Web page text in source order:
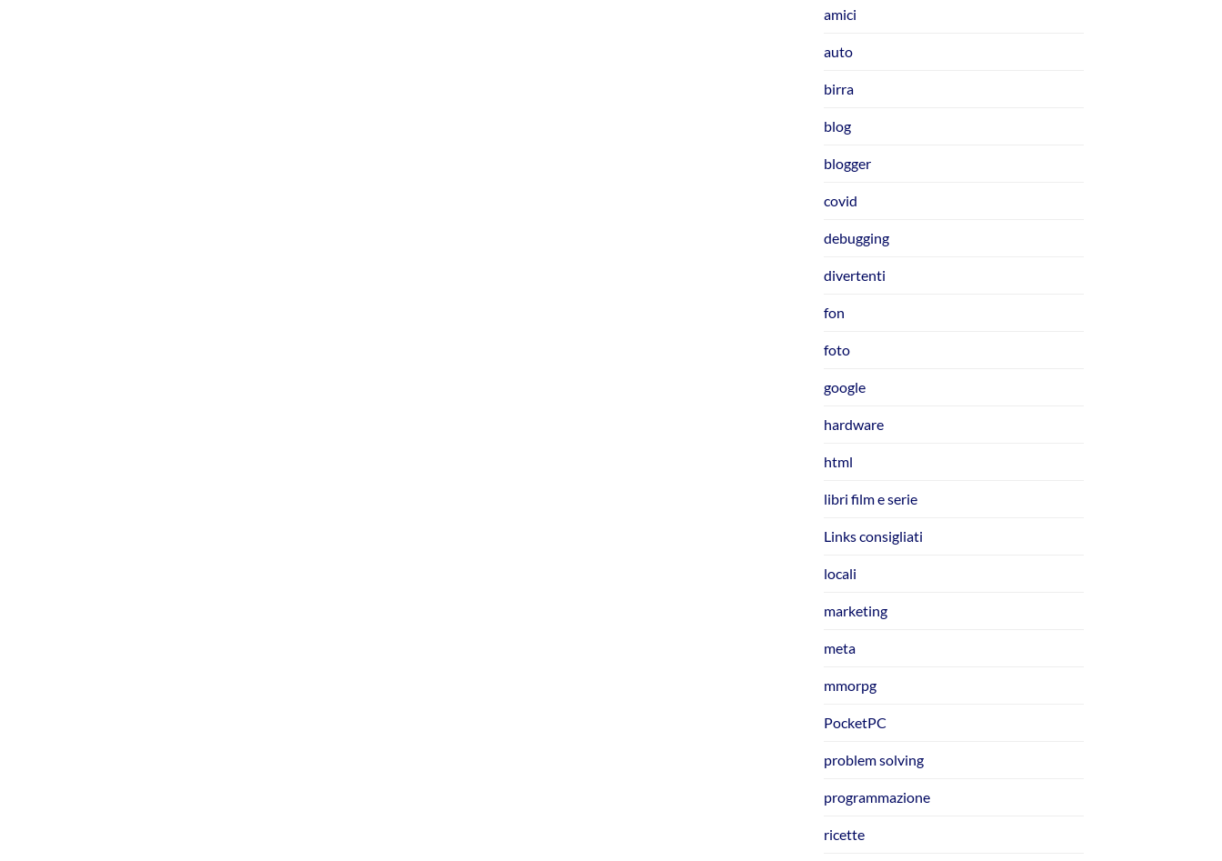
amici
auto
birra
blog
blogger
covid
debugging
divertenti
fon
foto
google
hardware
html
libri film e serie
Links consigliati
locali
marketing
meta
mmorpg
PocketPC
problem solving
programmazione
ricette